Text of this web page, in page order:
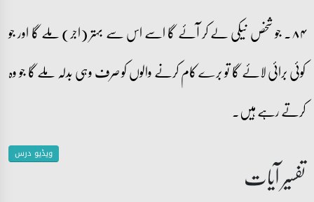
۸۴۔ جو شخص نیکی لے کر آئے گا اسے اس سے بہتر (اجر) ملے گا اور جو
کوئی برائی لائے گا تو برے کام کرنے والوں کو صرف وہی بدلہ ملے گا جو وہ
کرتے رہے ہیں۔
ویڈیو درس تفسیر آیات